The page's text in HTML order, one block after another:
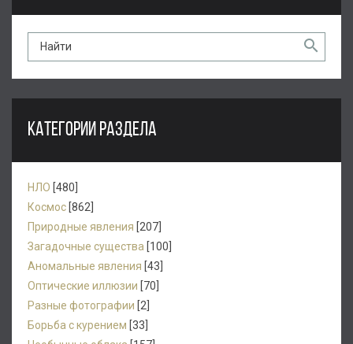
КАТЕГОРИИ РАЗДЕЛА
НЛО [480]
Космос [862]
Природные явления [207]
Загадочные существа [100]
Аномальные явления [43]
Оптические иллюзии [70]
Разные фотографии [2]
Борьба с курением [33]